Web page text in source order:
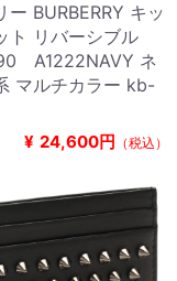
ー BURBERRY キッ
ト リバーシブル
A1222NAVY ネ
マルチカラー kb-
¥ 24,600円 （税込）